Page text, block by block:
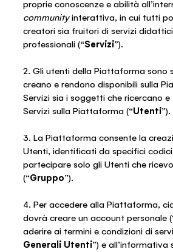
proprie conoscenze e abilità
communityinterattiva, in cui tutti
creatori sia fruitori di servizi
professionali (“Servizi”).
2. Gli utenti della Piattaforma sono
creano e rendono disponibili sulla
Servizi sia i soggetti che ricercano
Servizi sulla Piattaforma (“Utenti”).
3. La Piattaforma consente la
Utenti, identificati da specifici
partecipare solo gli Utenti che
(“Gruppo”).
4. Per accedere alla Piattaforma,
dovrà creare un account personale
aderire ai termini e condizioni di
Generali Utenti”) e all’informativa